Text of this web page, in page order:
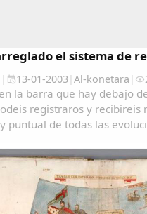
el sistema de
| 13-01-2003| Al-konetara |
en TU
y recibireis notificacion
puntual de todas las